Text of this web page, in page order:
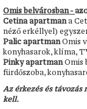
Omis belvárosban -
Cetina apartmana
néző erkéllyel)
Palic apartmanOmis
konyhasarok, klíma,
Pinky apartmanOmis
fürdőszoba,
Az érkezés és
kell.